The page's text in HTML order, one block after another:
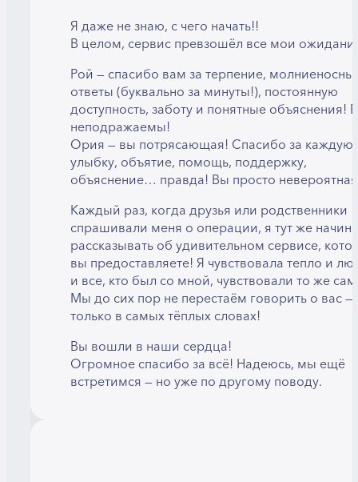
Я даже не знаю, с чего начать!!
В целом, сервис превзошёл все мои
Рой — спасибо вам за терпение,
ответы (буквально за минуты!), постоянную
доступность, заботу и понятные объяснения!
неподражаемы!
Ория — вы потрясающая! Спасибо за каждую
улыбку, объятие, помощь, поддержку,
объяснение… правда! Вы просто
Каждый раз, когда друзья или родственники
спрашивали меня о операции, я тут же
рассказывать об удивительном сервисе,
вы предоставляете! Я чувствовала тепло и
и все, кто был со мной, чувствовали то же
Мы до сих пор не перестаём говорить о вас —
только в самых тёплых словах!
Вы вошли в наши сердца!
Огромное спасибо за всё! Надеюсь, мы ещё
встретимся — но уже по другому поводу.